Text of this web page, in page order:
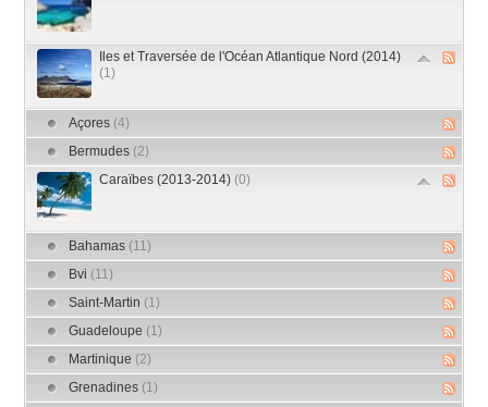
Iles et Traversée de l'Océan Atlantique Nord (2014)
(1)
Açores (4)
Bermudes (2)
Caraïbes (2013-2014) (0)
Bahamas (11)
Bvi (11)
Saint-Martin (1)
Guadeloupe (1)
Martinique (2)
Grenadines (1)